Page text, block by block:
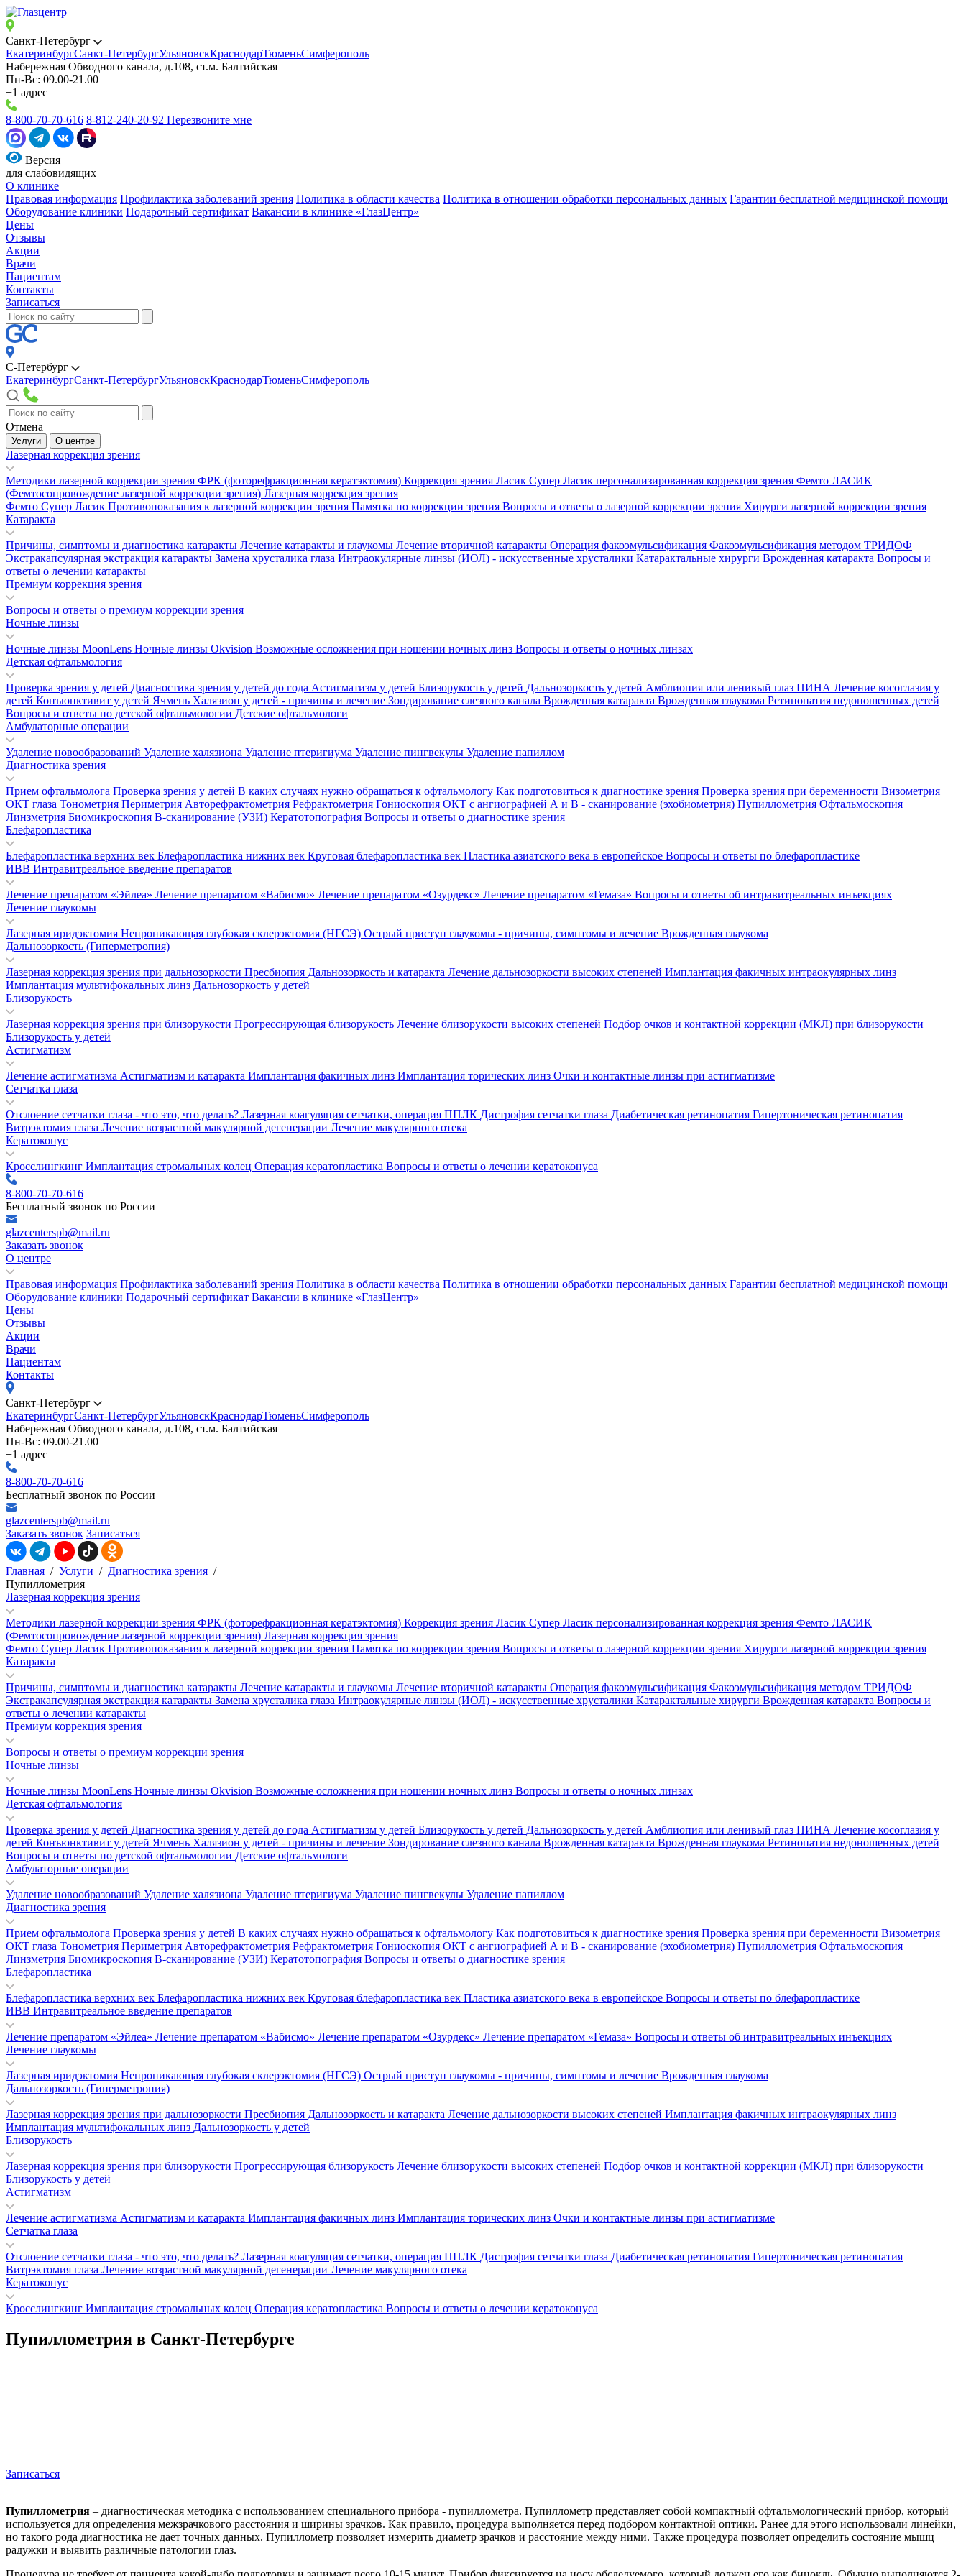
Санкт-Петербург
ЕкатеринбургСанкт-ПетербургУльяновскКраснодарТюменьСимферополь
Набережная Обводного канала, д.108, ст.м. Балтийская
Пн-Вс: 09.00-21.00
+1 адрес
8-800-70-70-616 8-812-240-20-92 Перезвоните мне
Версия
для слабовидящих
О клинике
Правовая информация Профилактика заболеваний зрения Политика в области качества Политика в отношении обработки персональных данных Гарантии бесплатной медицинской помощи
Оборудование клиники Подарочный сертификат Вакансии в клинике «ГлазЦентр»
Цены
Отзывы
Акции
Врачи
Пациентам
Контакты
Записаться
С-Петербург
ЕкатеринбургСанкт-ПетербургУльяновскКраснодарТюменьСимферополь
Отмена
Услуги О центре
Лазерная коррекция зрения
Методики лазерной коррекции зрения ФРК (фоторефракционная кератэктомия) Коррекция зрения Ласик Супер Ласик персонализированная коррекция зрения Фемто ЛАСИК
(Фемтосопровождение лазерной коррекции зрения) Лазерная коррекция зрения
Фемто Супер Ласик Противопоказания к лазерной коррекции зрения Памятка по коррекции зрения Вопросы и ответы о лазерной коррекции зрения Хирурги лазерной коррекции зрения
Катаракта
Причины, симптомы и диагностика катаракты Лечение катаракты и глаукомы Лечение вторичной катаракты Операция факоэмульсификация Факоэмульсификация методом ТРИДОФ
Экстракапсулярная экстракция катаракты Замена хрусталика глаза Интраокулярные линзы (ИОЛ) - искусственные хрусталики Катарактальные хирурги Врожденная катаракта Вопросы и
ответы о лечении катаракты
Премиум коррекция зрения
Вопросы и ответы о премиум коррекции зрения
Ночные линзы
Ночные линзы MoonLens Ночные линзы Okvision Возможные осложнения при ношении ночных линз Вопросы и ответы о ночных линзах
Детская офтальмология
Проверка зрения у детей Диагностика зрения у детей до года Астигматизм у детей Близорукость у детей Дальнозоркость у детей Амблиопия или ленивый глаз ПИНА Лечение косоглазия у
детей Конъюнктивит у детей Ячмень Халязион у детей - причины и лечение Зондирование слезного канала Врожденная катаракта Врожденная глаукома Ретинопатия недоношенных детей
Вопросы и ответы по детской офтальмологии Детские офтальмологи
Амбулаторные операции
Удаление новообразований Удаление халязиона Удаление птеригиума Удаление пингвекулы Удаление папиллом
Диагностика зрения
Прием офтальмолога Проверка зрения у детей В каких случаях нужно обращаться к офтальмологу Как подготовиться к диагностике зрения Проверка зрения при беременности Визометрия
ОКТ глаза Тонометрия Периметрия Авторефрактометрия Рефрактометрия Гониоскопия ОКТ с ангиографией А и В - сканирование (эхобиометрия) Пупиллометрия Офтальмоскопия
Линзметрия Биомикроскопия В-сканирование (УЗИ) Кератотопография Вопросы и ответы о диагностике зрения
Блефаропластика
Блефаропластика верхних век Блефаропластика нижних век Круговая блефаропластика век Пластика азиатского века в европейское Вопросы и ответы по блефаропластике
ИВВ Интравитреальное введение препаратов
Лечение препаратом «Эйлеа» Лечение препаратом «Вабисмо» Лечение препаратом «Озурдекс» Лечение препаратом «Гемаза» Вопросы и ответы об интравитреальных инъекциях
Лечение глаукомы
Лазерная иридэктомия Непроникающая глубокая склерэктомия (НГСЭ) Острый приступ глаукомы - причины, симптомы и лечение Врожденная глаукома
Дальнозоркость (Гиперметропия)
Лазерная коррекция зрения при дальнозоркости Пресбиопия Дальнозоркость и катаракта Лечение дальнозоркости высоких степеней Имплантация факичных интраокулярных линз
Имплантация мультифокальных линз Дальнозоркость у детей
Близорукость
Лазерная коррекция зрения при близорукости Прогрессирующая близорукость Лечение близорукости высоких степеней Подбор очков и контактной коррекции (МКЛ) при близорукости
Близорукость у детей
Астигматизм
Лечение астигматизма Астигматизм и катаракта Имплантация факичных линз Имплантация торических линз Очки и контактные линзы при астигматизме
Сетчатка глаза
Отслоение сетчатки глаза - что это, что делать? Лазерная коагуляция сетчатки, операция ППЛК Дистрофия сетчатки глаза Диабетическая ретинопатия Гипертоническая ретинопатия
Витрэктомия глаза Лечение возрастной макулярной дегенерации Лечение макулярного отека
Кератоконус
Кросслингкинг Имплантация стромальных колец Операция кератопластика Вопросы и ответы о лечении кератоконуса
8-800-70-70-616
Бесплатный звонок по России
glazcenterspb@mail.ru
Заказать звонок
О центре
Правовая информация Профилактика заболеваний зрения Политика в области качества Политика в отношении обработки персональных данных Гарантии бесплатной медицинской помощи
Оборудование клиники Подарочный сертификат Вакансии в клинике «ГлазЦентр»
Цены
Отзывы
Акции
Врачи
Пациентам
Контакты
Санкт-Петербург
ЕкатеринбургСанкт-ПетербургУльяновскКраснодарТюменьСимферополь
Набережная Обводного канала, д.108, ст.м. Балтийская
Пн-Вс: 09.00-21.00
+1 адрес
8-800-70-70-616
Бесплатный звонок по России
glazcenterspb@mail.ru
Заказать звонок Записаться
Главная / Услуги / Диагностика зрения /
Пупиллометрия
Лазерная коррекция зрения
Методики лазерной коррекции зрения ФРК (фоторефракционная кератэктомия) Коррекция зрения Ласик Супер Ласик персонализированная коррекция зрения Фемто ЛАСИК
(Фемтосопровождение лазерной коррекции зрения) Лазерная коррекция зрения
Фемто Супер Ласик Противопоказания к лазерной коррекции зрения Памятка по коррекции зрения Вопросы и ответы о лазерной коррекции зрения Хирурги лазерной коррекции зрения
Катаракта
Причины, симптомы и диагностика катаракты Лечение катаракты и глаукомы Лечение вторичной катаракты Операция факоэмульсификация Факоэмульсификация методом ТРИДОФ
Экстракапсулярная экстракция катаракты Замена хрусталика глаза Интраокулярные линзы (ИОЛ) - искусственные хрусталики Катарактальные хирурги Врожденная катаракта Вопросы и
ответы о лечении катаракты
Премиум коррекция зрения
Вопросы и ответы о премиум коррекции зрения
Ночные линзы
Ночные линзы MoonLens Ночные линзы Okvision Возможные осложнения при ношении ночных линз Вопросы и ответы о ночных линзах
Детская офтальмология
Проверка зрения у детей Диагностика зрения у детей до года Астигматизм у детей Близорукость у детей Дальнозоркость у детей Амблиопия или ленивый глаз ПИНА Лечение косоглазия у
детей Конъюнктивит у детей Ячмень Халязион у детей - причины и лечение Зондирование слезного канала Врожденная катаракта Врожденная глаукома Ретинопатия недоношенных детей
Вопросы и ответы по детской офтальмологии Детские офтальмологи
Амбулаторные операции
Удаление новообразований Удаление халязиона Удаление птеригиума Удаление пингвекулы Удаление папиллом
Диагностика зрения
Прием офтальмолога Проверка зрения у детей В каких случаях нужно обращаться к офтальмологу Как подготовиться к диагностике зрения Проверка зрения при беременности Визометрия
ОКТ глаза Тонометрия Периметрия Авторефрактометрия Рефрактометрия Гониоскопия ОКТ с ангиографией А и В - сканирование (эхобиометрия) Пупиллометрия Офтальмоскопия
Линзметрия Биомикроскопия В-сканирование (УЗИ) Кератотопография Вопросы и ответы о диагностике зрения
Блефаропластика
Блефаропластика верхних век Блефаропластика нижних век Круговая блефаропластика век Пластика азиатского века в европейское Вопросы и ответы по блефаропластике
ИВВ Интравитреальное введение препаратов
Лечение препаратом «Эйлеа» Лечение препаратом «Вабисмо» Лечение препаратом «Озурдекс» Лечение препаратом «Гемаза» Вопросы и ответы об интравитреальных инъекциях
Лечение глаукомы
Лазерная иридэктомия Непроникающая глубокая склерэктомия (НГСЭ) Острый приступ глаукомы - причины, симптомы и лечение Врожденная глаукома
Дальнозоркость (Гиперметропия)
Лазерная коррекция зрения при дальнозоркости Пресбиопия Дальнозоркость и катаракта Лечение дальнозоркости высоких степеней Имплантация факичных интраокулярных линз
Имплантация мультифокальных линз Дальнозоркость у детей
Близорукость
Лазерная коррекция зрения при близорукости Прогрессирующая близорукость Лечение близорукости высоких степеней Подбор очков и контактной коррекции (МКЛ) при близорукости
Близорукость у детей
Астигматизм
Лечение астигматизма Астигматизм и катаракта Имплантация факичных линз Имплантация торических линз Очки и контактные линзы при астигматизме
Сетчатка глаза
Отслоение сетчатки глаза - что это, что делать? Лазерная коагуляция сетчатки, операция ППЛК Дистрофия сетчатки глаза Диабетическая ретинопатия Гипертоническая ретинопатия
Витрэктомия глаза Лечение возрастной макулярной дегенерации Лечение макулярного отека
Кератоконус
Кросслингкинг Имплантация стромальных колец Операция кератопластика Вопросы и ответы о лечении кератоконуса
Пупиллометрия в Санкт-Петербурге
Записаться
Пупиллометрия – диагностическая методика с использованием специального прибора - пупиллометра. Пупиллометр представляет собой компактный офтальмологический прибор, который
используется для определения межзрачкового расстояния и ширины зрачков. Как правило, процедура выполняется перед подбором контактной оптики. Ранее для этого использовали линейки,
но такого рода диагностика не дает точных данных. Пупиллометр позволяет измерить диаметр зрачков и расстояние между ними. Также процедура позволяет определить состояние мышц
радужки и выявить различные патологии глаз.